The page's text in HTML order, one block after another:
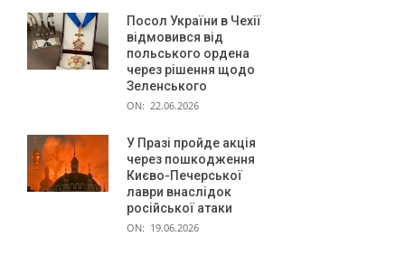
Посол України в Чехії
відмовився від
польського ордена
через рішення щодо
Зеленського
ON: 22.06.2026
У Празі пройде акція
через пошкодження
Києво-Печерської
лаври внаслідок
російської атаки
ON: 19.06.2026